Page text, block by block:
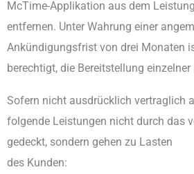
McTime-Applikation aus dem
entfernen. Unter Wahrung einer
Ankündigungsfrist von drei Monaten
berechtigt, die Bereitstellung
Sofern nicht ausdrücklich vertraglich
folgende Leistungen nicht durch das
gedeckt, sondern gehen zu Lasten
des Kunden: